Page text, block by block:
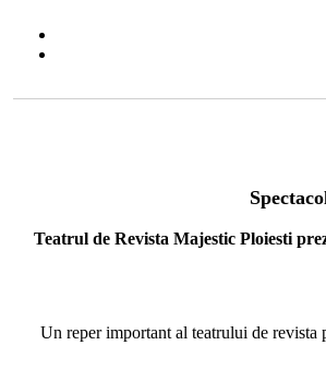
Teatrul de Revista Majestic Ploiesti
Un reper important al teatrului de revista